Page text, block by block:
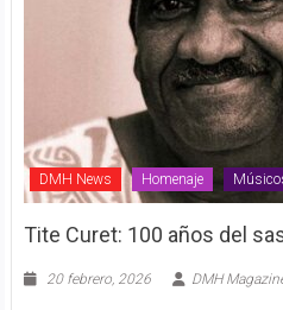
DMH News Homenaje
Tite Curet: 100 años del
20 febrero, 2026 DMH